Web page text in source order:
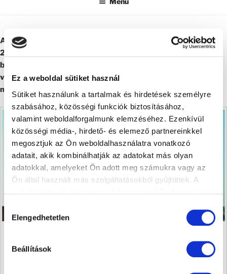
Ez a weboldal sütiket használ
Sütiket használunk a tartalmak és hirdetések személyre
szabásához, közösségi funkciók biztosításához,
valamint weboldalforgalmunk elemzéséhez. Ezenkívül
közösségi média-, hirdető- és elemező partnereinkkel
megosztjuk az Ön weboldalhasználatra vonatkozó
adatait, akik kombinálhatják az adatokat más olyan
adatokkal, amelyeket Ön adott meg számukra vagy az
Ön által használt más szolgáltatásokból gyűjtöttek. A
Hozzájárulás
kiválasztása
Elengedhetetlen
Beállítások
A nagy múltú Bükki Művészeti Napok Barokk Fesztivált
2025. június 27. és 29. között "Pastorale - szerzetesek,
barátok, pásztorok" mottóval rendezzük meg a történelmi
városban Egerben, és a szomszédos Egerszalókon. Várunk
mindenkit szeretettel programjainkon!